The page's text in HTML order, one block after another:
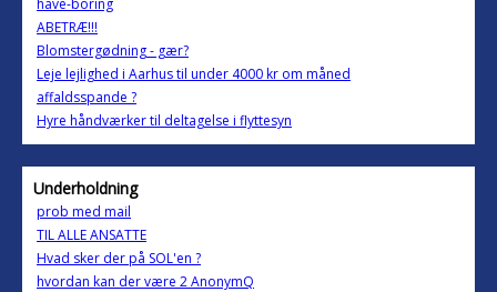
have-boring
ABETRÆ!!!
Blomstergødning - gær?
Leje lejlighed i Aarhus til under 4000 kr om måned
affaldsspande ?
Hyre håndværker til deltagelse i flyttesyn
Underholdning
prob med mail
TIL ALLE ANSATTE
Hvad sker der på SOL'en ?
hvordan kan der være 2 AnonymQ